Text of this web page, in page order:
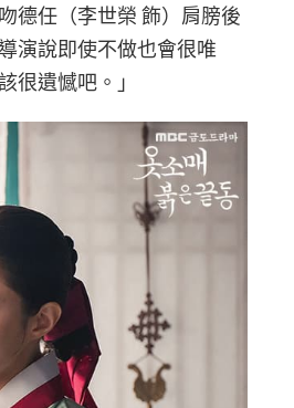
德任（李世榮 飾）肩膀後
演說即使不做也會很唯
很遺憾吧。」